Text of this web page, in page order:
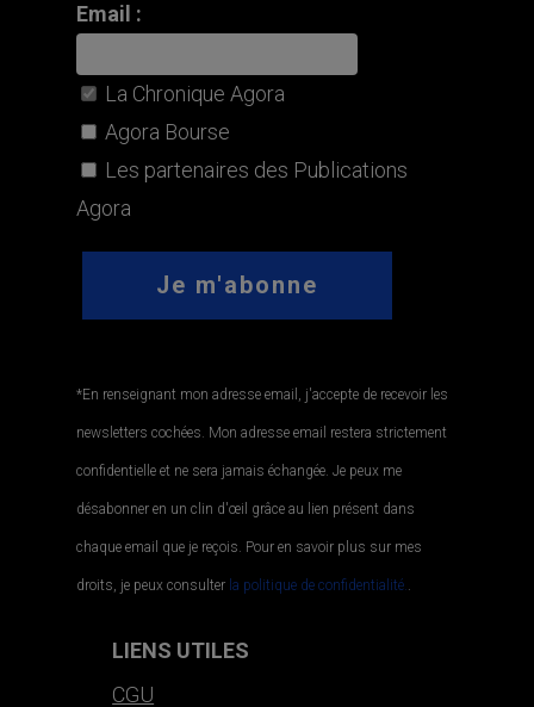
Email :
La Chronique Agora
Agora Bourse
Les partenaires des Publications
Agora
*En renseignant mon adresse email, j'accepte de recevoir les
newsletters cochées. Mon adresse email restera strictement
confidentielle et ne sera jamais échangée. Je peux me
désabonner en un clin d'œil grâce au lien présent dans
chaque email que je reçois. Pour en savoir plus sur mes
droits, je peux consulter la politique de confidentialité..
LIENS UTILES
CGU